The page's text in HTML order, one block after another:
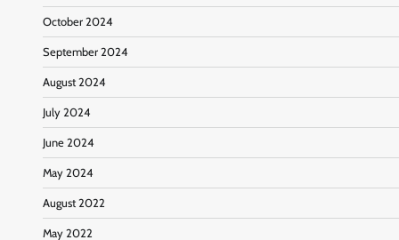
October 2024
September 2024
August 2024
July 2024
June 2024
May 2024
August 2022
May 2022